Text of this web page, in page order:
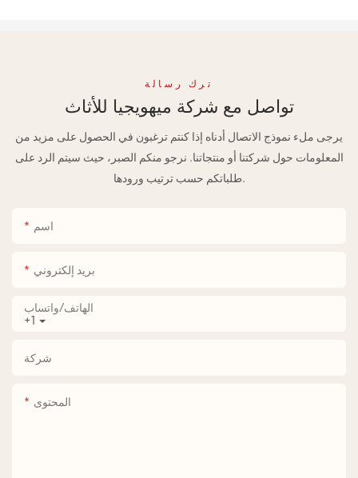
ترك رسالة
تواصل مع شركة ميهويجيا للأثاث
يرجى ملء نموذج الاتصال أدناه إذا كنتم ترغبون في الحصول على مزيد من
المعلومات حول شركتنا أو منتجاتنا. نرجو منكم الصبر، حيث سيتم الرد على
طلباتكم حسب ترتيب ورودها.
اسم
بريد إلكتروني
+1
الهاتف/واتساب
شركة
المحتوى